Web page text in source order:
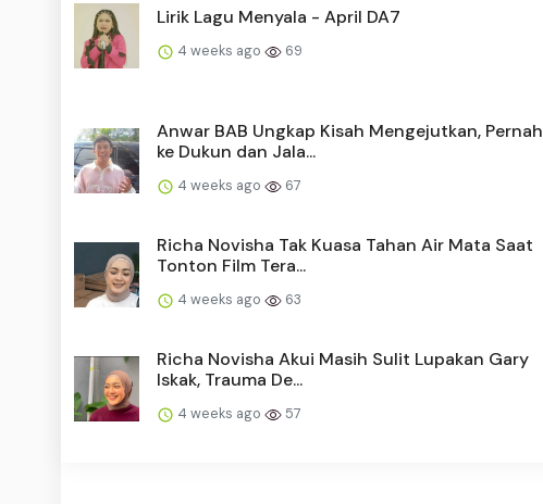
Lirik Lagu Menyala - April DA7
4 weeks ago 69
Anwar BAB Ungkap Kisah Mengejutkan, Pernah
ke Dukun dan Jala...
4 weeks ago 67
Richa Novisha Tak Kuasa Tahan Air Mata Saat
Tonton Film Tera...
4 weeks ago 63
Richa Novisha Akui Masih Sulit Lupakan Gary
Iskak, Trauma De...
4 weeks ago 57